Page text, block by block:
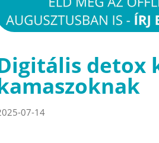
detox
07-14